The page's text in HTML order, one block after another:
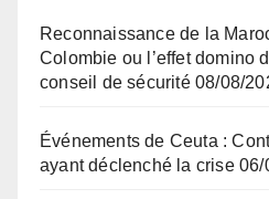
Reconnaissance de la
Colombie ou l’effet domino
conseil de sécurité 08/08/
Événements de Ceuta :
ayant déclenché la crise 06/